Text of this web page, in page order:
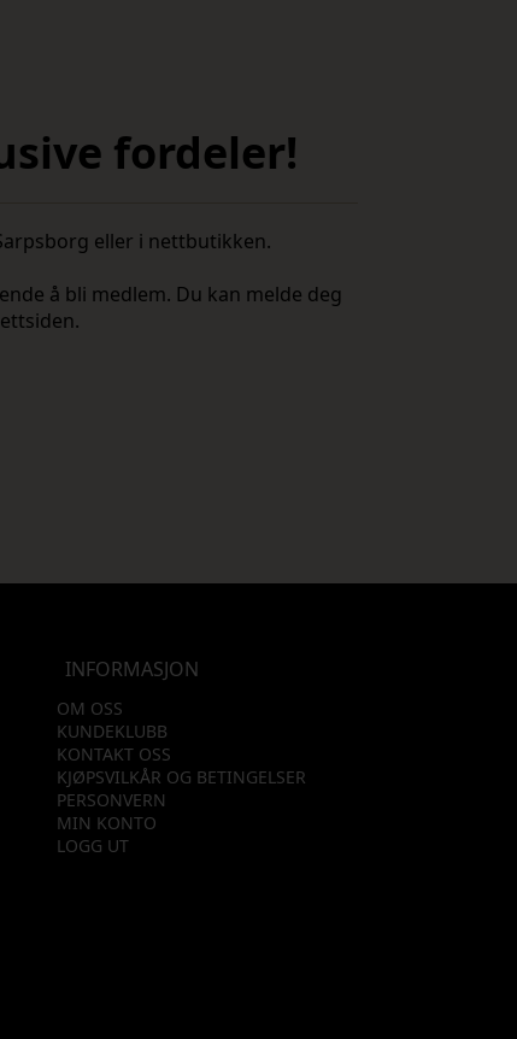
fordeler!
eller i nettbutikken.
å bli medlem. Du kan melde deg
INFORMASJON
OM OSS
KUNDEKLUBB
KONTAKT OSS
KJØPSVILKÅR OG BETINGELSER
PERSONVERN
MIN KONTO
LOGG UT